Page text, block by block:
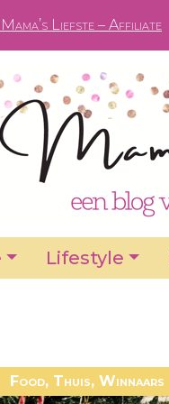
Liefste – Affiliate
Lifestyle
Food, Thuis, Winnaars